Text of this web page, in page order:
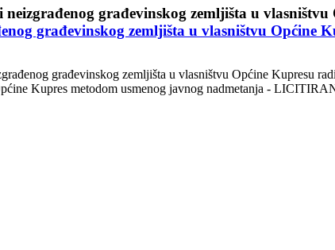
građevinskog zemljišta u vlasništvu Općine
građevinskog zemljišta u vlasništvu Općine Kupresu
Kupres metodom usmenog javnog nadmetanja -